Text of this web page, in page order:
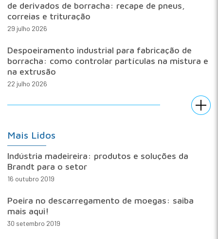
de derivados de borracha: recape de pneus,
correias e trituração
29 julho 2026
Despoeiramento industrial para fabricação de
borracha: como controlar partículas na mistura e
na extrusão
22 julho 2026
Mais Lidos
Indústria madeireira: produtos e soluções da
Brandt para o setor
16 outubro 2019
Poeira no descarregamento de moegas: saiba
mais aqui!
30 setembro 2019